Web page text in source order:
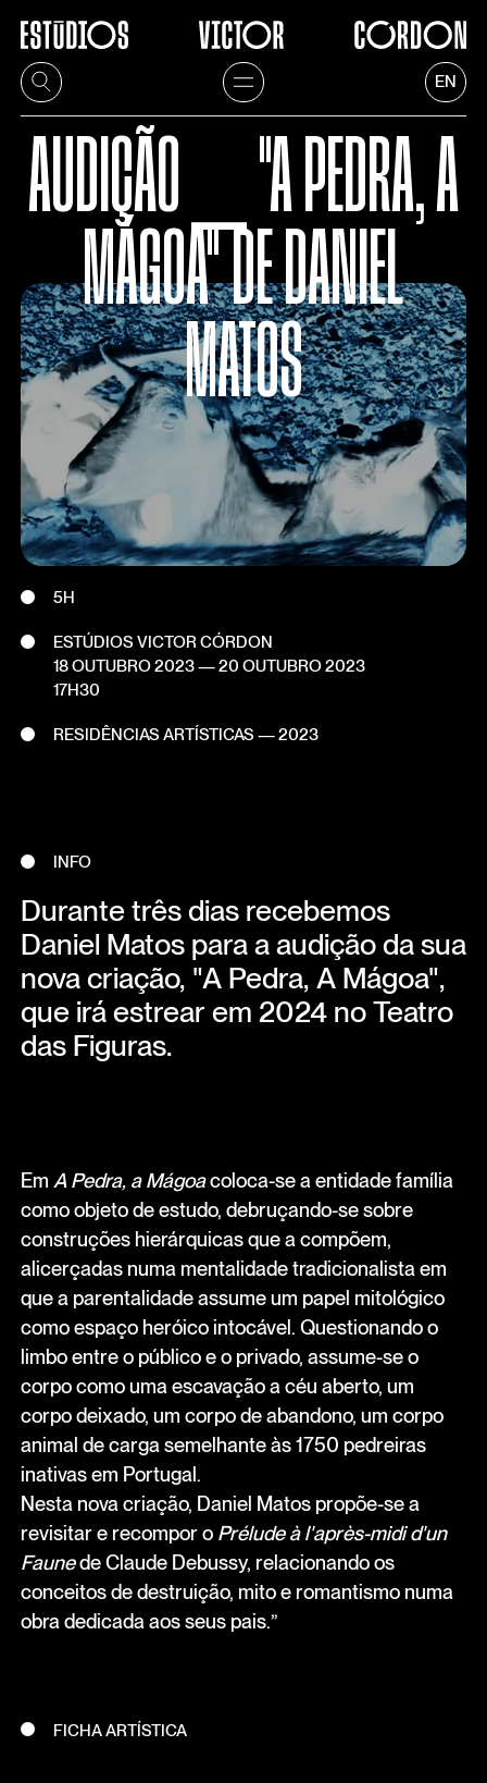
EN
AUDIÇÃO ⎯ "A PEDRA, A
MÁGOA" DE DANIEL
MATOS
5H
ESTÚDIOS VICTOR CÓRDON
18 OUTUBRO 2023—20 OUTUBRO 2023
17H30
RESIDÊNCIAS ARTÍSTICAS — 2023
INFO
Durante três dias recebemos
Daniel Matos para a audição da sua
nova criação, "A Pedra, A Mágoa",
que irá estrear em 2024 no Teatro
das Figuras.
Em A Pedra, a Mágoacoloca-se a entidade família
como objeto de estudo, debruçando-se sobre
construções hierárquicas que a compõem,
alicerçadas numa mentalidade tradicionalista em
que a parentalidade assume um papel mitológico
como espaço heróico intocável. Questionando o
limbo entre o público e o privado, assume-se o
corpo como uma escavação a céu aberto, um
corpo deixado, um corpo de abandono, um corpo
animal de carga semelhante às 1750 pedreiras
inativas em Portugal.
Nesta nova criação, Daniel Matos propõe-se a
revisitar e recompor o Prélude à l'après-midi d'un
Faunede Claude Debussy, relacionando os
conceitos de destruição, mito e romantismo numa
obra dedicada aos seus pais.”
FICHA ARTÍSTICA